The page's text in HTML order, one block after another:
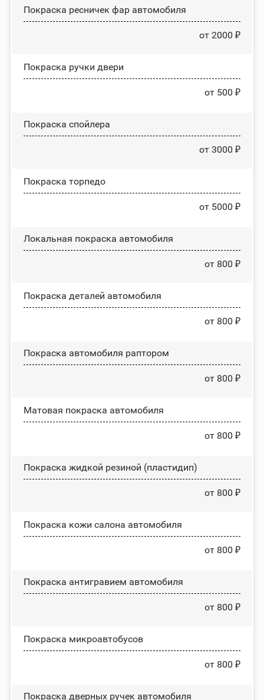
Покраска ресничек фар автомобиля
от 2000 ₽
Покраска ручки двери
от 500 ₽
Покраска спойлера
от 3000 ₽
Покраска торпедо
от 5000 ₽
Локальная покраска автомобиля
от 800 ₽
Покраска деталей автомобиля
от 800 ₽
Покраска автомобиля раптором
от 800 ₽
Матовая покраска автомобиля
от 800 ₽
Покраска жидкой резиной (пластидип)
от 800 ₽
Покраска кожи салона автомобиля
от 800 ₽
Покраска антигравием автомобиля
от 800 ₽
Покраска микроавтобусов
от 800 ₽
Покраска дверных ручек автомобиля